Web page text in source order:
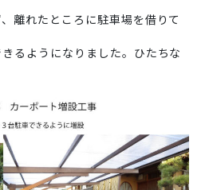
離れたところに駐車場を借りて
るようになりました。ひたちな